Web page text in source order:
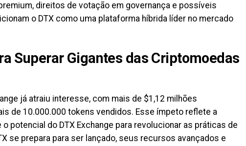
direitos de votação em governança e possíveis
o DTX como uma plataforma híbrida líder no mercado
Superar Gigantes das Criptomoedas
já atraiu interesse, com mais de $1,12 milhões
de 10.000.000 tokens vendidos. Esse ímpeto reflete a
potencial do DTX Exchange para revolucionar as práticas de
se prepara para ser lançado, seus recursos avançados e